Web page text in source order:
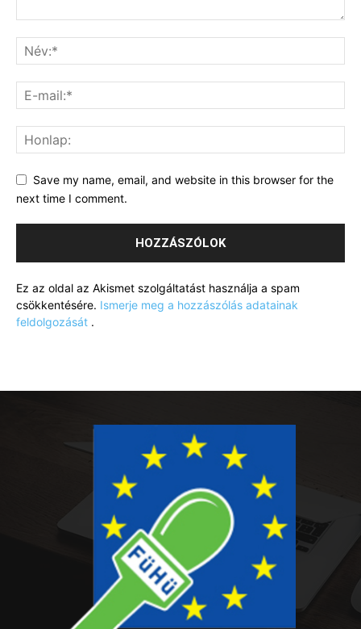
Save my name, email, and website in this browser for the
next time I comment.
Ez az oldal az Akismet szolgáltatást használja a spam
csökkentésére. Ismerje meg a hozzászólás adatainak
feldolgozását .